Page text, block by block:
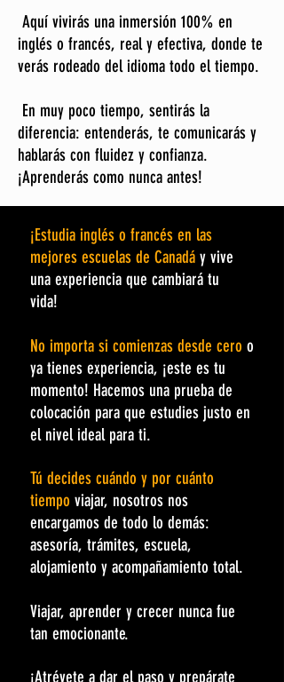
Aquí vivirás una inmersión 100% en
inglés o francés, real y efectiva, donde te
verás rodeado del idioma todo el tiempo.
En muy poco tiempo, sentirás la
diferencia: entenderás, te comunicarás y
hablarás con fluidez y confianza.
¡Aprenderás como nunca antes!
¡Estudia inglés o francés en las
mejores escuelas de Canadá y vive
una experiencia que cambiará tu
vida!
No importa si comienzas desde cero o
ya tienes experiencia, ¡este es tu
momento! Hacemos una prueba de
colocación para que estudies justo en
el nivel ideal para ti.
Tú decides cuándo y por cuánto
tiempo viajar, nosotros nos
encargamos de todo lo demás:
asesoría, trámites, escuela,
alojamiento y acompañamiento total.
Viajar, aprender y crecer nunca fue
tan emocionante.
¡Atrévete a dar el paso y prepárate